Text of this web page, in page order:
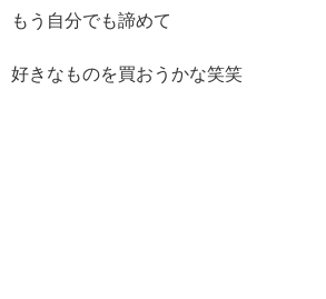
もう自分でも諦めて
好きなものを買おうかな笑笑